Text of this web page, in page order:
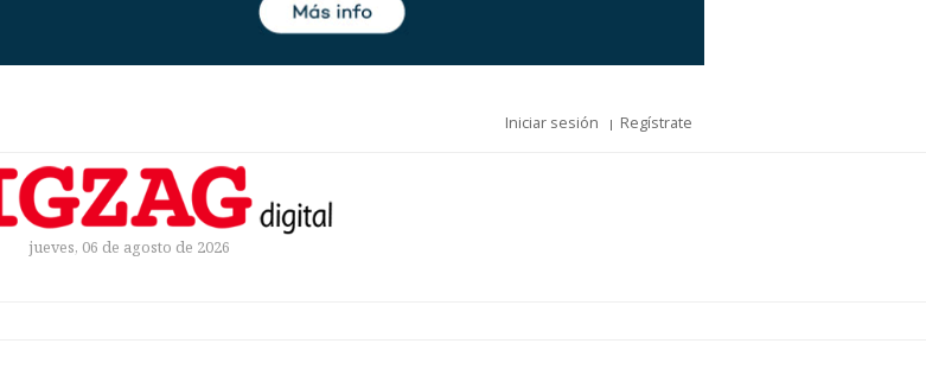
Iniciar sesión Regístrate
jueves, 06 de agosto de 2026